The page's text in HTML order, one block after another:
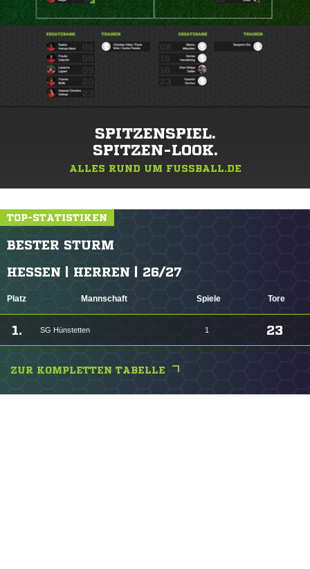
SPITZENSPIEL.
SPITZEN-LOOK.
ALLES RUND UM FUSSBALL.DE
TOP-STATISTIKEN
BESTER STURM
HESSEN | HERREN | 26/27
Platz Mannschaft Spiele Tore
1. SG Hünstetten 1 23
ZUR KOMPLETTEN TABELLE